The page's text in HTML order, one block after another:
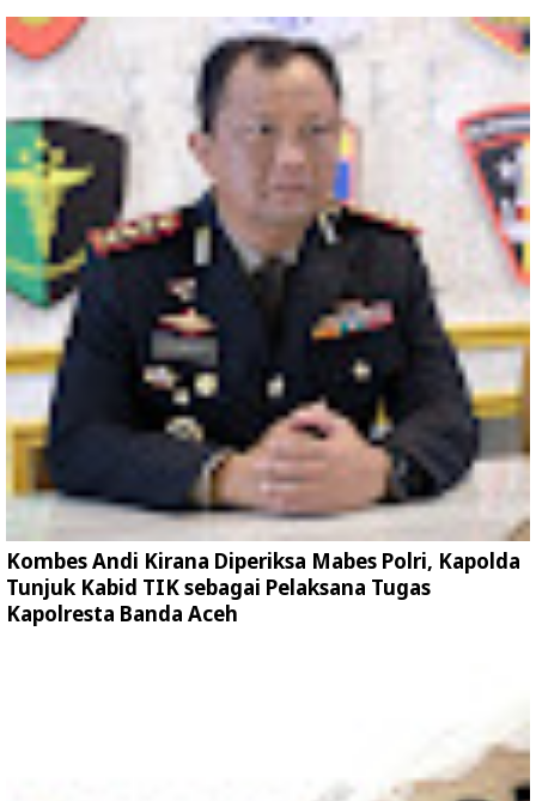
Kombes Andi Kirana Diperiksa Mabes Polri, Kapolda
Tunjuk Kabid TIK sebagai Pelaksana Tugas
Kapolresta Banda Aceh